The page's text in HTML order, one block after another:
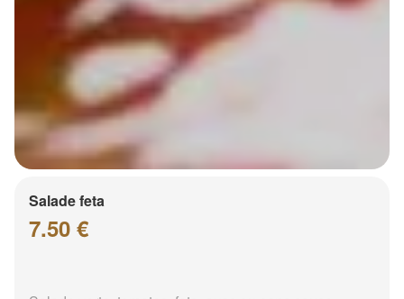
Salade feta
7.50 €